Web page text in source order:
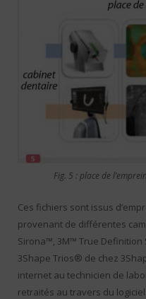
Fig. 5 : place de
Ces fichiers sont issus
provenant de différentes
Sirona™, 3M™ True
3Shape Trios® de chez
internet au technicien de
retraités au travers du